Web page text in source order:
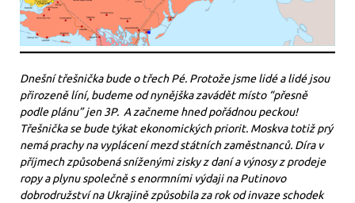
Dnešní třešnička bude o třech Pé. Protože jsme lidé a lidé jsou
přirozeně líní, budeme od nynějška zavádět místo “přesně
podle plánu” jen 3P. A začneme hned pořádnou peckou!
Třešnička se bude týkat ekonomických priorit. Moskva totiž prý
nemá prachy na vyplácení mezd státních zaměstnanců. Díra v
příjmech způsobená sníženými zisky z daní a výnosy z prodeje
ropy a plynu společně s enormními výdaji na Putinovo
dobrodružství na Ukrajině způsobila za rok od invaze schodek